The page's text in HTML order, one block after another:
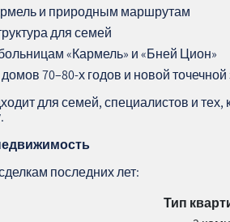
и природным маршрутам
для семей
«Кармель» и «Бней Цион»
70–80-х годов и новой точечной
для семей, специалистов и тех,
последних лет:
Тип